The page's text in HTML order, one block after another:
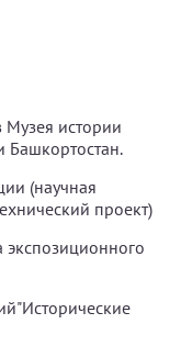
истории
Башкортостан.
(научная
проект)
экспозиционного